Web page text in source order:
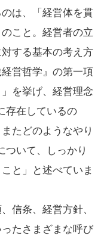
は、「経営体を貫
こと。経営者の立
する基本の考え方
営哲学』の第一項
を挙げ、経営理念
存在しているの
たどのようなやり
ついて、しっかり
と」と述べていま
信条、経営方針、
たさまざまな呼び